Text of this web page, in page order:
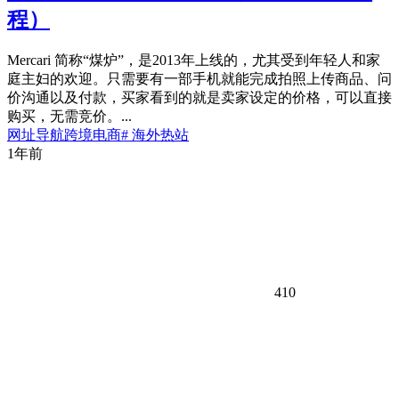
程）
Mercari 简称“煤炉”，是2013年上线的，尤其受到年轻人和家
庭主妇的欢迎。只需要有一部手机就能完成拍照上传商品、问
价沟通以及付款，买家看到的就是卖家设定的价格，可以直接
购买，无需竞价。...
网址导航跨境电商# 海外热站
1年前
410